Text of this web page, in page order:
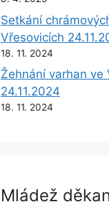
Setkání
Vřesovicích
18. 11. 2024
Žehnání varhan ve
24.11.2024
18. 11. 2024
Mládež